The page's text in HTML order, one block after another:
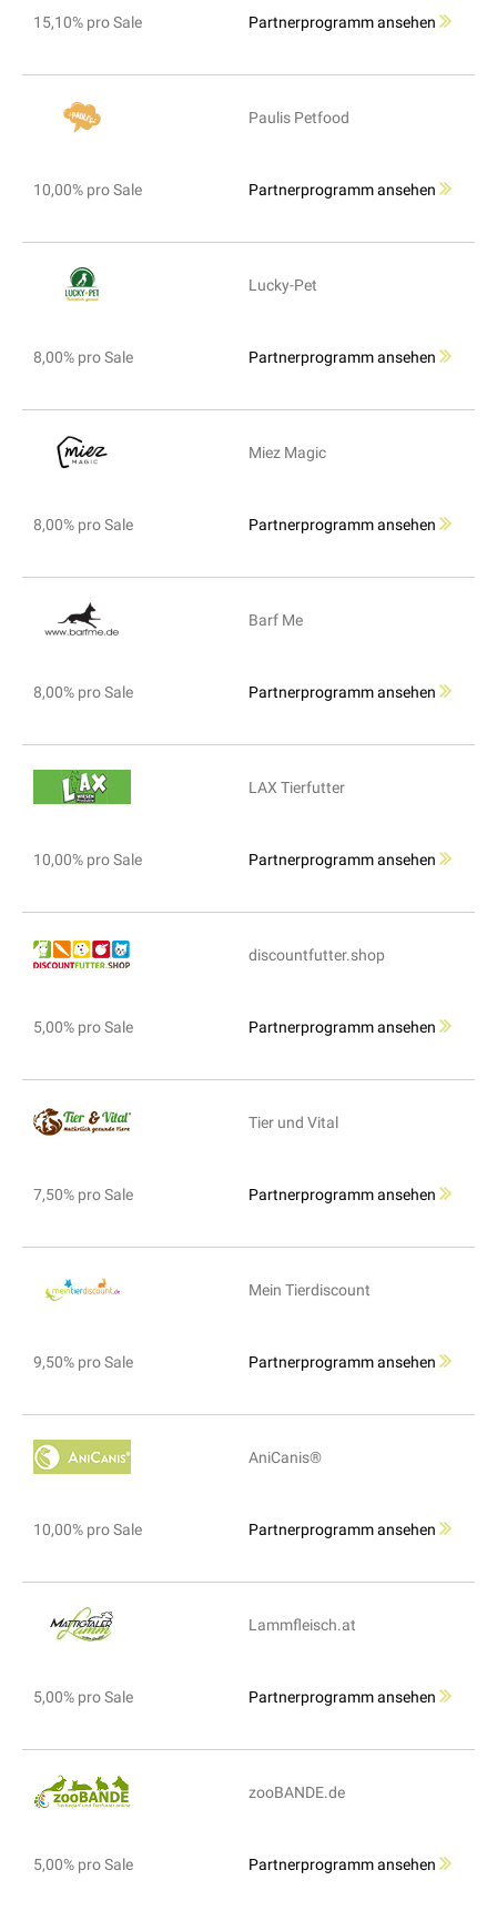
15,10% pro Sale Partnerprogramm ansehen
Paulis Petfood
10,00% pro Sale Partnerprogramm ansehen
Lucky-Pet
8,00% pro Sale Partnerprogramm ansehen
Miez Magic
8,00% pro Sale Partnerprogramm ansehen
Barf Me
8,00% pro Sale Partnerprogramm ansehen
LAX Tierfutter
10,00% pro Sale Partnerprogramm ansehen
discountfutter.shop
5,00% pro Sale Partnerprogramm ansehen
Tier und Vital
7,50% pro Sale Partnerprogramm ansehen
Mein Tierdiscount
9,50% pro Sale Partnerprogramm ansehen
AniCanis®
10,00% pro Sale Partnerprogramm ansehen
Lammfleisch.at
5,00% pro Sale Partnerprogramm ansehen
zooBANDE.de
5,00% pro Sale Partnerprogramm ansehen